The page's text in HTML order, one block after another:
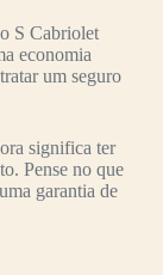
S Cabriolet
economia
um seguro
significa ter
Pense no que
garantia de